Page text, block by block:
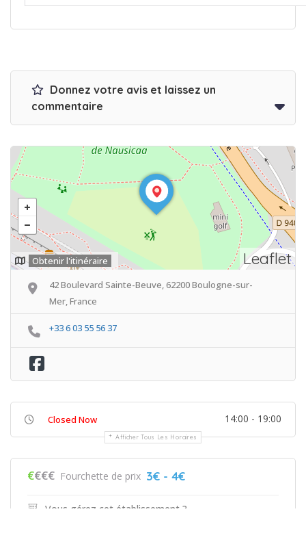
Donnez votre avis et laissez un
commentaire
Leaflet
Obtenir l'itinéraire
42 Boulevard Sainte-Beuve, 62200 Boulogne-sur-
Mer, France
+33 6 03 55 56 37
Closed Now 14:00 - 19:00
Afficher Tous Les Horaires
€€€€ Fourchette de prix 3€ - 4€
Vous gérez cet établissement ?